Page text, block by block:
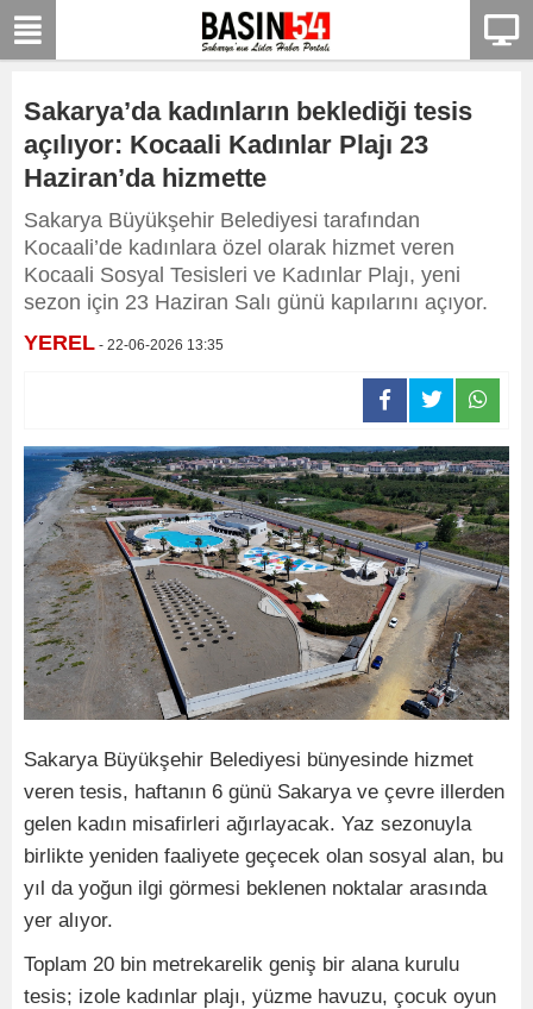
Sakarya’da kadınların beklediği tesis
açılıyor: Kocaali Kadınlar Plajı 23
Haziran’da hizmette
Sakarya Büyükşehir Belediyesi tarafından
Kocaali’de kadınlara özel olarak hizmet veren
Kocaali Sosyal Tesisleri ve Kadınlar Plajı, yeni
sezon için 23 Haziran Salı günü kapılarını açıyor.
YEREL - 22-06-2026 13:35
Sakarya Büyükşehir Belediyesi bünyesinde hizmet
veren tesis, haftanın 6 günü Sakarya ve çevre illerden
gelen kadın misafirleri ağırlayacak. Yaz sezonuyla
birlikte yeniden faaliyete geçecek olan sosyal alan, bu
yıl da yoğun ilgi görmesi beklenen noktalar arasında
yer alıyor.
Toplam 20 bin metrekarelik geniş bir alana kurulu
tesis; izole kadınlar plajı, yüzme havuzu, çocuk oyun